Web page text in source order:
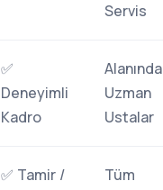
Servis
✅
Deneyimli
Kadro
Alanında
Uzman
Ustalar
✅ Tamir /
Tüm